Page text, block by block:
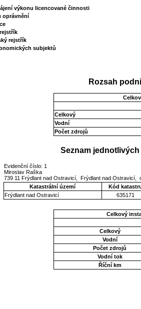
výkonu licencované činnosti
oprávnění
rejstřík
subjektů
Rozsah
Celkový
Vodní
Počet zdrojů
Seznam
Evidenční číslo: 1
Miroslav Raška
739 11 Frýdlant nad Ostravicí, Frýdlant nad
Katastrální území
Kód
Frýdlant nad Ostravicí
635171
Celkový
Celkový
Vodní
Počet zdrojů
Vodní tok
Říční km